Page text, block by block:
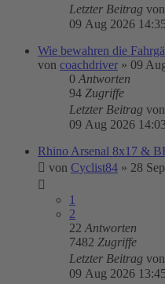
Letzter Beitrag von
09 Aug 2026
Wie bewahren die
von coachdriver » 09
0 Antworten
94 Zugriffe
Letzter Beitrag von
09 Aug 2026 14:03
Rhino Arsenal 8x17 &
von Cyclist84 » 28
1
2
22 Antworten
7482 Zugriffe
Letzter Beitrag von
09 Aug 2026